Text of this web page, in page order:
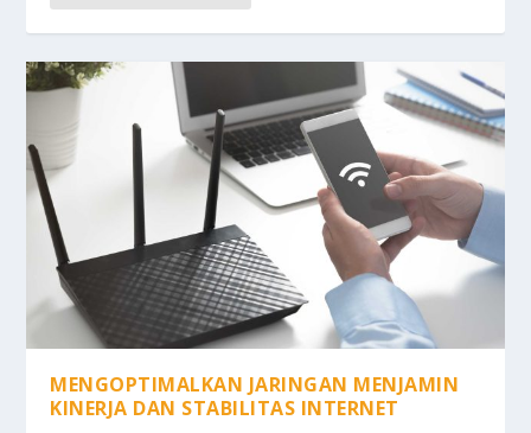
MENGOPTIMALKAN JARINGAN MENJAMIN
KINERJA DAN STABILITAS INTERNET